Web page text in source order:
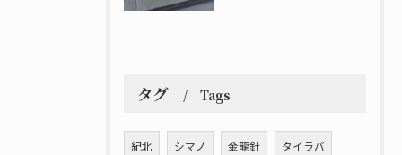
タグ Tags
紀北 シマノ 金龍針 タイラバ